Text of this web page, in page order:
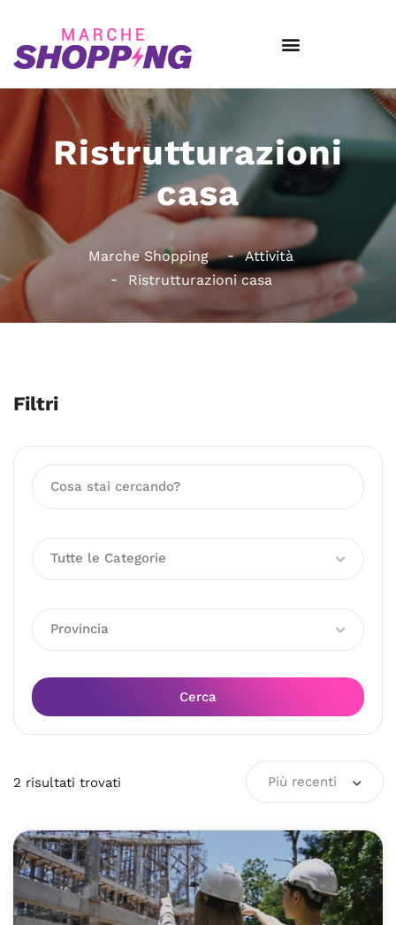
Ristrutturazioni
casa
Marche Shopping
Attività
Ristrutturazioni casa
Filtri
Tutte le Categorie
Provincia
Cerca
2 risultati trovati Più recenti